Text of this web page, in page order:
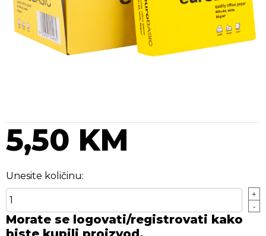
5,50 KM
Unesite količinu:
+
-
Morate se logovati/registrovati kako